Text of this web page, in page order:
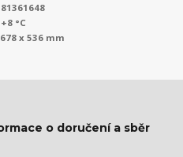
°C
x 536 mm
o doručení a sběr